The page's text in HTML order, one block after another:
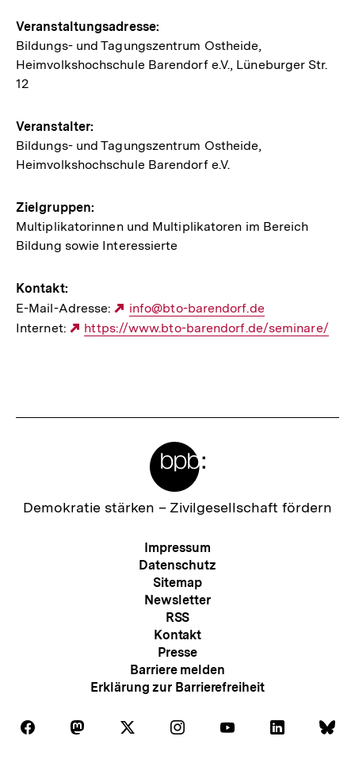
Hinweise
zur
Veranstaltung
Veranstaltungsadresse:
Bildungs- und Tagungszentrum Ostheide,
Heimvolkshochschule Barendorf e.V., Lüneburger Str.
12
Veranstalter:
Bildungs- und Tagungszentrum Ostheide,
Heimvolkshochschule Barendorf e.V.
Zielgruppen:
Multiplikatorinnen und Multiplikatoren im Bereich
Bildung sowie Interessierte
Kontakt:
E-Mail-Adresse:
Externer
Link:
info@bto-barendorf.de
Internet:
Externer
https://www.bto-barendorf.de/seminare/
Zur
Demokratie stärken – Zivilgesellschaft fördern
Meta-
Navigation
Impressum
Datenschutz
Sitemap
Newsletter
RSS
Kontakt
Presse
Barriere melden
Erklärung zur Barrierefreiheit
Folgen
Auf
Folgen Folgen Folgen
Auf
Folgen Folgen